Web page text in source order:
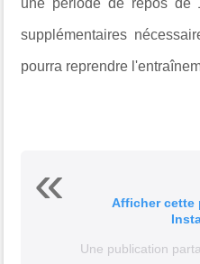
une période de repos de
supplémentaires
pourra reprendre
Afficher cette